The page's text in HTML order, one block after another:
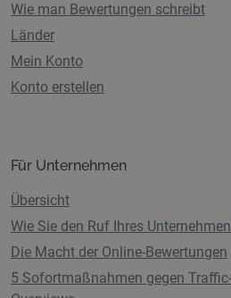
Wie man Bewertungen schreibt
Länder
Mein Konto
Konto erstellen
Für Unternehmen
Übersicht
Wie Sie den Ruf Ihres
Die Macht der Online-Bewertungen
5 Sofortmaßnahmen gegen